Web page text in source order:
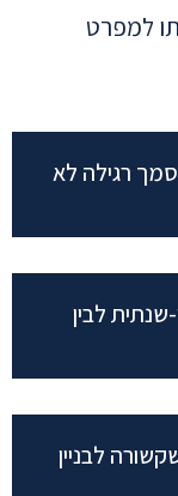
למפרט
רגילה לא
לבין
לבניין